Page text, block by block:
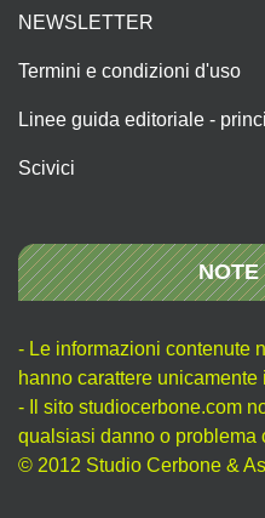
NEWSLETTER
Termini e condizioni d'uso
Linee guida editoriale -
Scivici
- Le informazioni contenute
hanno carattere unicamente
- Il sito studiocerbone.com
qualsiasi danno o problema
© 2012 Studio Cerbone &